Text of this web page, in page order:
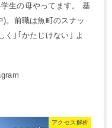
生の母やってます。 基
。前職は魚町のスナッ
く｣｢かたじけない｣ よ
アクセス解析